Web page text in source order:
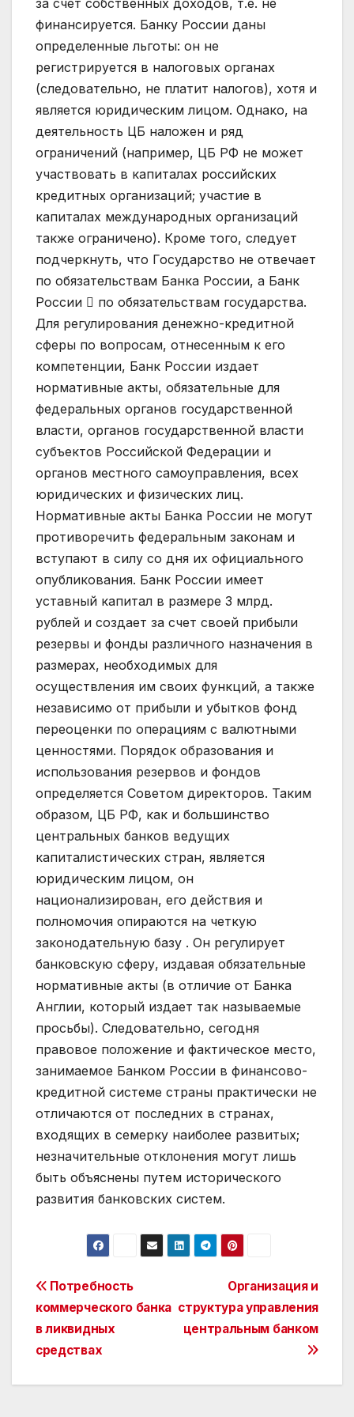
Post
navigation
Организация и
структура управления
центральным банком
Потребность
коммерческого банка
в ликвидных
средствах